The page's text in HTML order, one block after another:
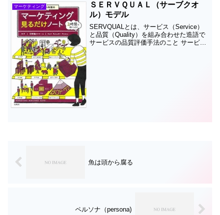
マーケティング
ＳＥＲＶＱＵＡＬ（サーブクオ
ル）モデル
SERVQUALとは、サービス（Service）
と品質（Quality）を組み合わせた造語で
サービスの品質評価手法のこと サービス
魚は頭から腐る
ペルソナ（persona)